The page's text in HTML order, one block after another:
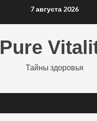
7 августа 2026
Pure
Тайны здоровья